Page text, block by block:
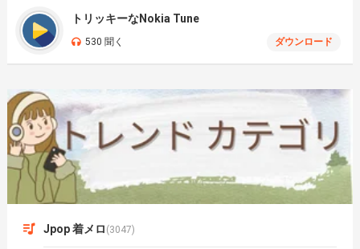
トリッキーなNokia Tune
530 聞く ダウンロード
Jpop 着メロ (3047)